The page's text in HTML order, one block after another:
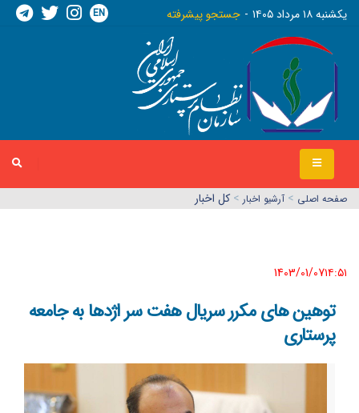
يکشنبه ١٨ مرداد ١٤٠٥ جستجو پیشرفته EN
صفحه اصلي > آرشیو اخبار > کل اخبار
1403/01/07١٤:٥١
توهین های مکرر سریال هفت سر اژدها به جامعه
پرستاری